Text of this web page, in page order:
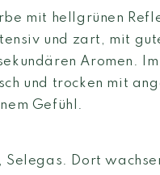
mit hellgrünen
und zart, mit
Aromen. Im
und trocken mit
Gefühl.
Selegas. Dort